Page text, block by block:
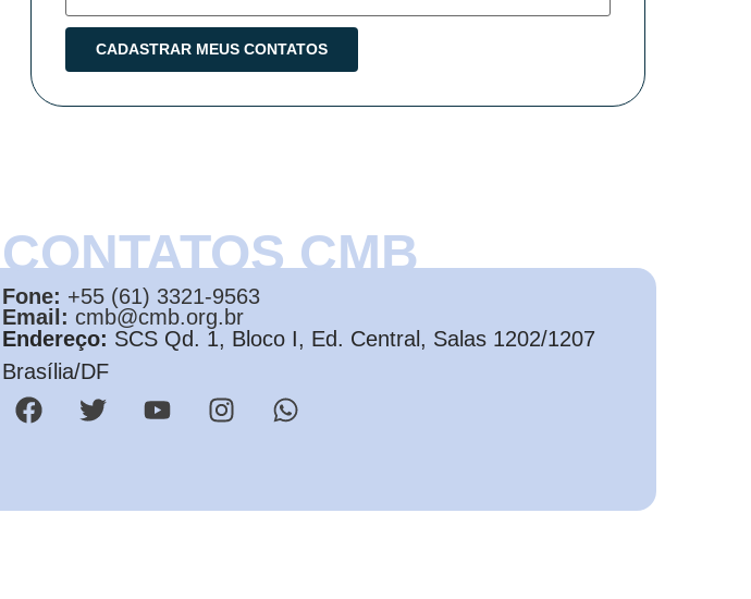
CONTATOS CMB
Fone: +55 (61) 3321-9563
Email: cmb@cmb.org.br
Endereço: SCS Qd. 1, Bloco I, Ed. Central, Salas 1202/1207
Brasília/DF